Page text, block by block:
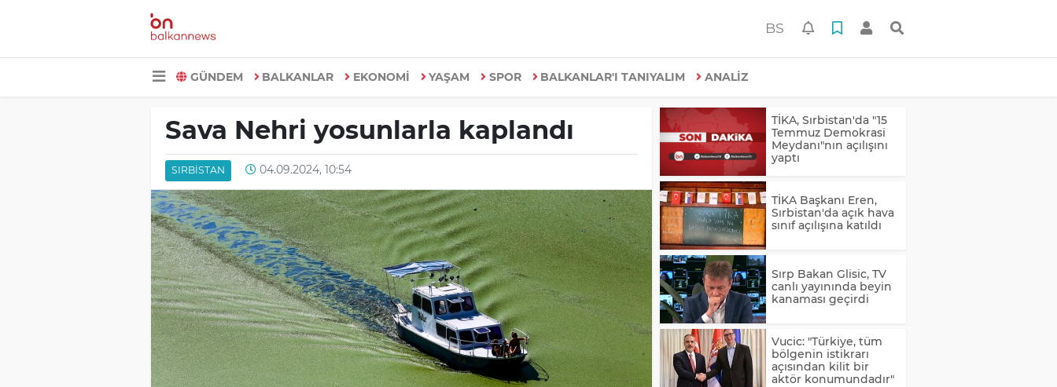
BS
GÜNDEM BALKANLAR EKONOMİ YAŞAM SPOR BALKANLAR'I TANIYALIM ANALİZ
Sava Nehri yosunlarla kaplandı
SIRBISTAN 04.09.2024, 10:54
TİKA, Sırbistan'da "15
Temmuz Demokrasi
Meydanı"nın açılışını
yaptı
TİKA Başkanı Eren,
Sırbistan'da açık hava
sınıf açılışına katıldı
Sırp Bakan Glisic, TV
canlı yayınında beyin
kanaması geçirdi
Vucic: "Türkiye, tüm
bölgenin istikrarı
açısından kilit bir
aktör konumundadır"